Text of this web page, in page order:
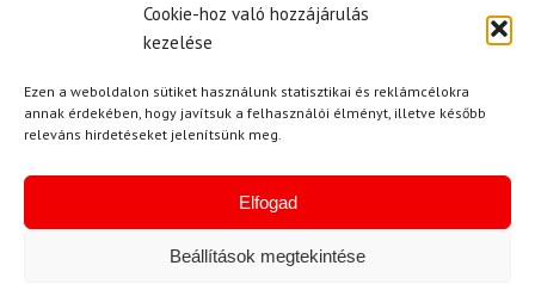
Cookie-hoz való hozzájárulás
kezelése
Ezen a weboldalon sütiket használunk statisztikai és reklámcélokra
annak érdekében, hogy javítsuk a felhasználói élményt, illetve később
releváns hirdetéseket jelenítsünk meg.
Elfogad
Beállítások megtekintése
S. Emese 2024.08.26.
odafigyeltek. Tökéletes választás a sífutás
szerelmeseinek!
Értékelés:
K. László 2024.08.19.
A minőség igazán meggyőző, a sífutás során